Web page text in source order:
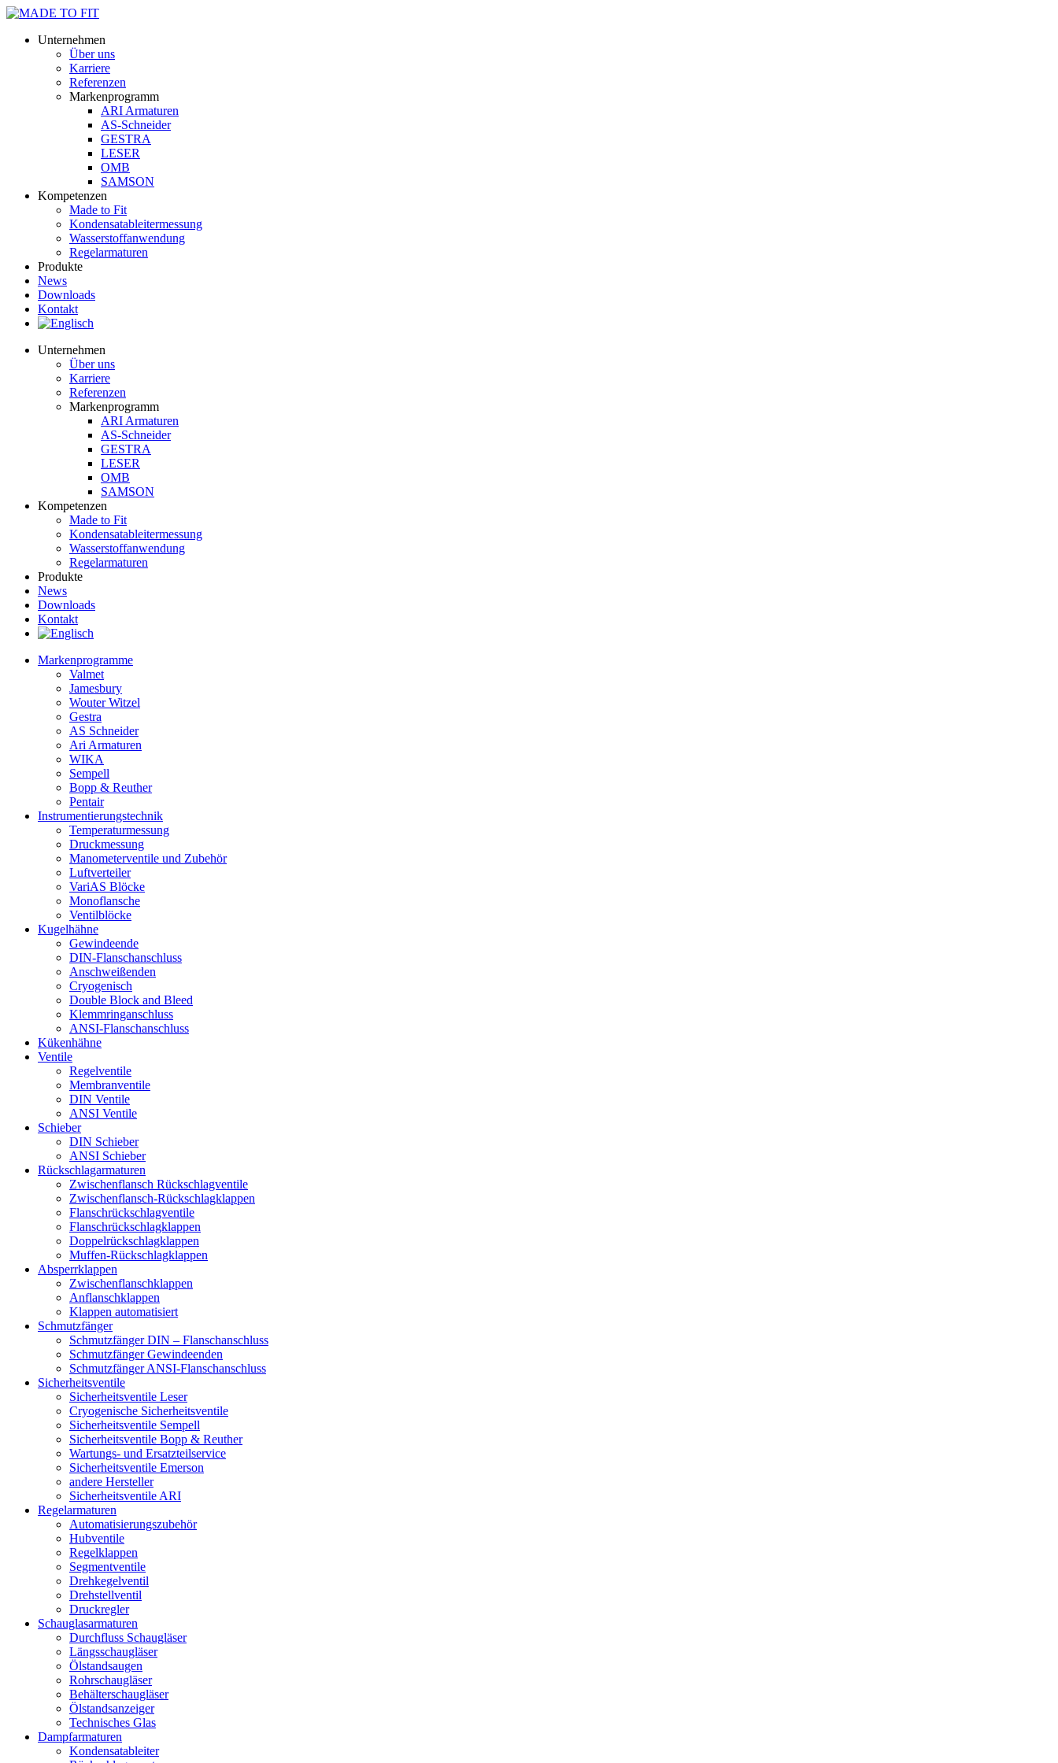
Unternehmen
Über uns
Karriere
Referenzen
Markenprogramm
ARI Armaturen
AS-Schneider
GESTRA
LESER
OMB
SAMSON
Kompetenzen
Made to Fit
Kondensat­ableiter­messung
Wasserstoff­anwendung
Regel­arma­turen
Produkte
News
Downloads
Kontakt
Unternehmen
Über uns
Karriere
Referenzen
Markenprogramm
ARI Armaturen
AS-Schneider
GESTRA
LESER
OMB
SAMSON
Kompetenzen
Made to Fit
Kondensat­ableiter­messung
Wasserstoff­anwendung
Regel­arma­turen
Produkte
News
Downloads
Kontakt
Markenprogramme
Valmet
Jamesbury
Wouter Witzel
Gestra
AS Schneider
Ari Armaturen
WIKA
Sempell
Bopp & Reuther
Pentair
Instrumentierungs­technik
Temperaturmessung
Druckmessung
Manometerventile und Zubehör
Luftverteiler
VariAS Blöcke
Monoflansche
Ventilblöcke
Kugelhähne
Gewindeende
DIN-Flanschanschluss
Anschweißenden
Cryogenisch
Double Block and Bleed
Klemmringanschluss
ANSI-Flanschanschluss
Kükenhähne
Ventile
Regelventile
Membranventile
DIN Ventile
ANSI Ventile
Schieber
DIN Schieber
ANSI Schieber
Rückschlag­armaturen
Zwischenflansch Rückschlagventile
Zwischenflansch-Rückschlagklappen
Flanschrückschlagventile
Flanschrückschlagklappen
Doppelrückschlagklappen
Muffen-Rückschlagklappen
Absperrklappen
Zwischenflanschklappen
Anflanschklappen
Klappen automatisiert
Schmutzfänger
Schmutzfänger DIN – Flanschanschluss
Schmutzfänger Gewindeenden
Schmutzfänger ANSI-Flanschanschluss
Sicherheitsventile
Sicherheitsventile Leser
Cryogenische Sicherheitsventile
Sicherheitsventile Sempell
Sicherheitsventile Bopp & Reuther
Wartungs- und Ersatzteilservice
Sicherheitsventile Emerson
andere Hersteller
Sicherheitsventile ARI
Regelarmaturen
Automatisierungszubehör
Hubventile
Regelklappen
Segmentventile
Drehkegelventil
Drehstellventil
Druckregler
Schauglas­armaturen
Durchfluss Schaugläser
Längsschaugläser
Ölstandsaugen
Rohrschaugläser
Behälterschaugläser
Ölstandsanzeiger
Technisches Glas
Dampfarmaturen
Kondensatableiter